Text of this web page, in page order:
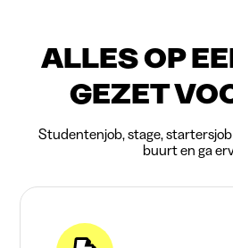
ALLES OP
GEZET
Studentenjob, stage,
buurt en ga